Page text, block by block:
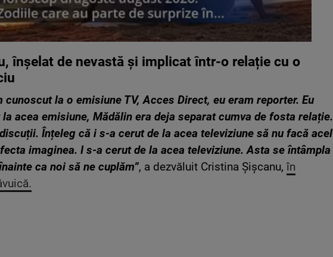
înșelat de nevastă și implicat într-o relație cu o
cunoscut la o emisiune TV, Acces Direct, eu eram reporter. Eu
acea emisiune, Mădălin era deja separat cumva de fosta relație.
Înțeleg că i s-a cerut de la acea televiziune să nu facă acel
imaginea. I s-a cerut de la acea televiziune. Asta se întâmpla
ca noi să ne cuplăm”, a dezvăluit Cristina Șișcanu, în